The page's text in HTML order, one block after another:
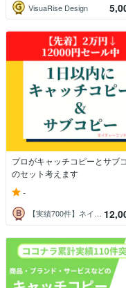
VisuaRise Design
プロがキャッチコピーとサブ
のセット考えます
-
【実績700件】ネイチャーコンテンツ